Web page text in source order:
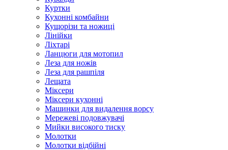
Куртки
Кухонні комбайни
Кущорізи та ножиці
Лінійки
Ліхтарі
Ланцюги для мотопил
Леза для ножів
Леза для рашпіля
Лещата
Міксери
Міксери кухонні
Машинки для видалення ворсу
Мережеві подовжувачі
Мийки високого тиску
Молотки
Молотки відбійні